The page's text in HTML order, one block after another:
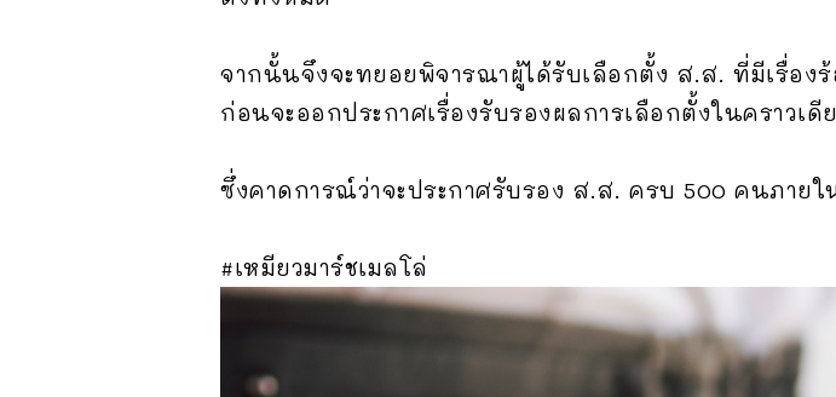
จากนั้นจึงจะทยอยพิจารณาผู้ได้รับเลือกตั้ง ส.ส. ที่มีเรื่อง
ก่อนจะออกประกาศเรื่องรับรองผลการเลือกตั้งในคราวเดี
ซึ่งคาดการณ์ว่าจะประกาศรับรอง ส.ส. ครบ 500 คนภาย
#เหมียวมาร์ชเมลโล่